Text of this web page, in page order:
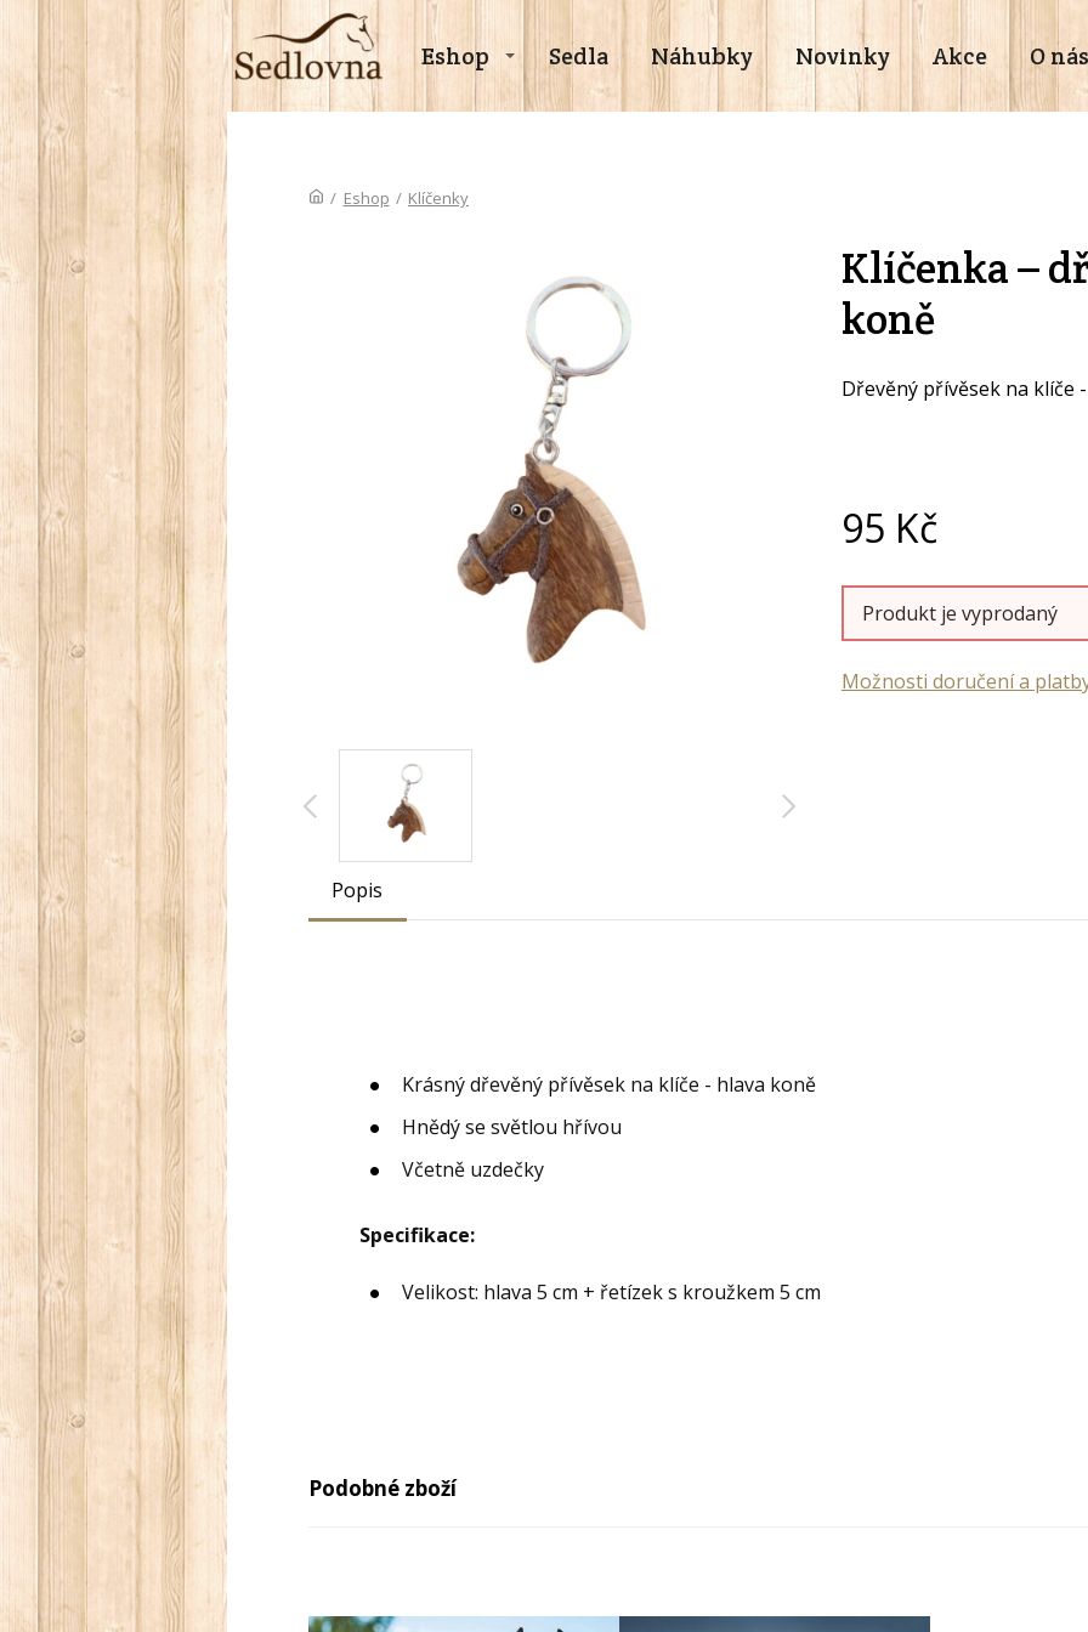
Eshop Sedla Náhubky Novinky Akce O nás
/ Eshop / Klíčenky
Klíčenka –
koně
Dřevěný přívěsek na klíče
95 Kč
Produkt je vyprodaný
Možnosti doručení a
Popis
Krásný dřevěný přívěsek na klíče - hlava koně
Hnědý se světlou hřívou
Včetně uzdečky
Specifikace:
Velikost: hlava 5 cm + řetízek s kroužkem 5 cm
Podobné zboží